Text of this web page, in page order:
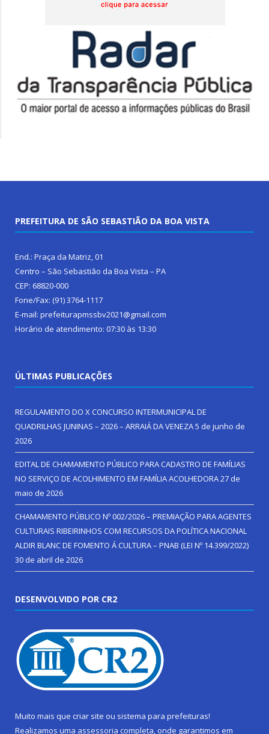
PREFEITURA DE SÃO SEBASTIÃO DA BOA VISTA
End.: Praça da Matriz, 01
Centro – São Sebastião da Boa Vista – PA
CEP: 68820-000
Fone/Fax: (91) 3764-1117
E-mail: prefeiturapmssbv2021@gmail.com
Horário de atendimento: 07:30 às 13:30
ÚLTIMAS PUBLICAÇÕES
REGULAMENTO DO X CONCURSO INTERMUNICIPAL DE
QUADRILHAS JUNINAS – 2026 – ARRAIÁ DA VENEZA5 de junho de
2026
EDITAL DE CHAMAMENTO PÚBLICO PARA CADASTRO DE FAMÍLIAS
NO SERVIÇO DE ACOLHIMENTO EM FAMÍLIA ACOLHEDORA27 de
maio de 2026
CHAMAMENTO PÚBLICO Nº 002/2026 – PREMIAÇÃO PARA AGENTES
CULTURAIS RIBEIRINHOS COM RECURSOS DA POLÍTICA NACIONAL
ALDIR BLANC DE FOMENTO Á CULTURA – PNAB (LEI Nº 14.399/2022)
30 de abril de 2026
DESENVOLVIDO POR CR2
Muito mais que criar site ou sistema para prefeituras!
Realizamos uma assessoria completa, onde garantimos em